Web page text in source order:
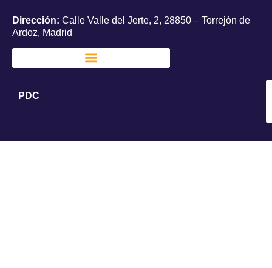
Dirección: Calle Valle del Jerte, 2, 28850 – Torrejón de
Ardoz, Madrid
PDC